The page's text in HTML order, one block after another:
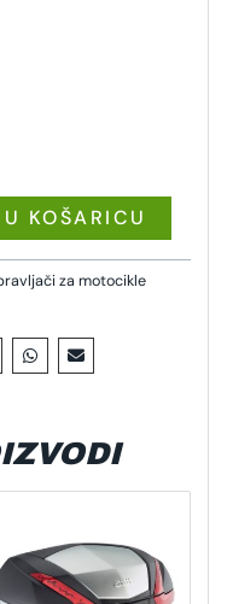
KOŠARICU
za motocikle